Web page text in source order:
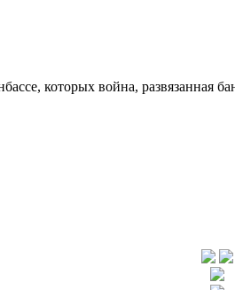
которых война,